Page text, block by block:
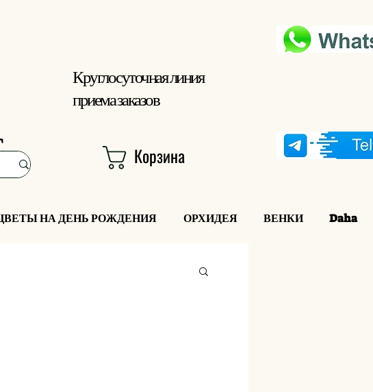
Круглосуточная линия
приема заказов
Корзина
НА ДЕНЬ РОЖДЕНИЯ ОРХИДЕЯ ВЕНКИ Daha